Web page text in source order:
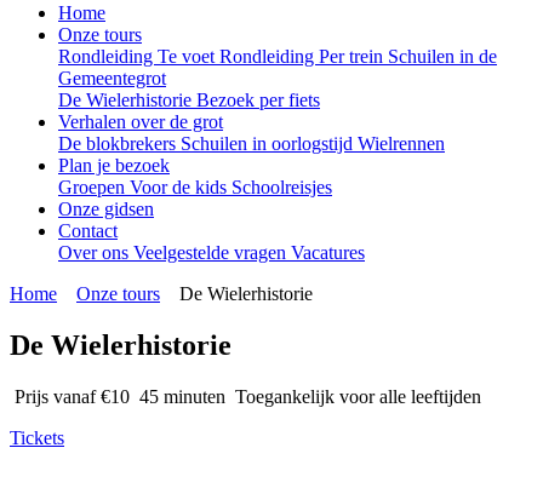
Home
Onze tours
Rondleiding Te voet Rondleiding Per trein Schuilen in de
Gemeentegrot
De Wielerhistorie Bezoek per fiets
Verhalen over de grot
De blokbrekers Schuilen in oorlogstijd Wielrennen
Plan je bezoek
Groepen Voor de kids Schoolreisjes
Onze gidsen
Contact
Over ons Veelgestelde vragen Vacatures
Home
Onze tours De Wielerhistorie
De Wielerhistorie
Prijs vanaf €10 45 minuten Toegankelijk voor alle leeftijden
Tickets